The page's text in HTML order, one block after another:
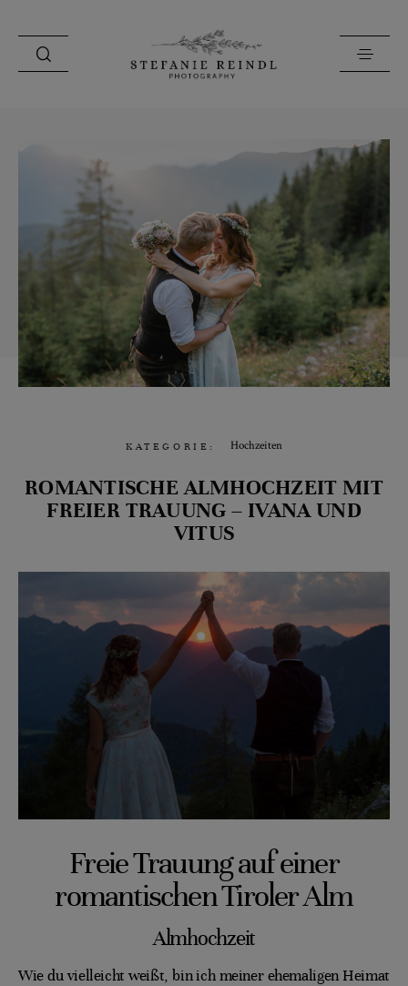
ÜBER MICH
HOCHZEITSTIPPS
SHOP
BLOG
KONTAKT
KATEGORIE: Hochzeiten
ROMANTISCHE ALMHOCHZEIT MIT
FREIER TRAUUNG – IVANA UND
VITUS
Freie Trauung auf einer
romantischen Tiroler Alm
Almhochzeit
Wie du vielleicht weißt, bin ich meiner ehemaligen Heimat